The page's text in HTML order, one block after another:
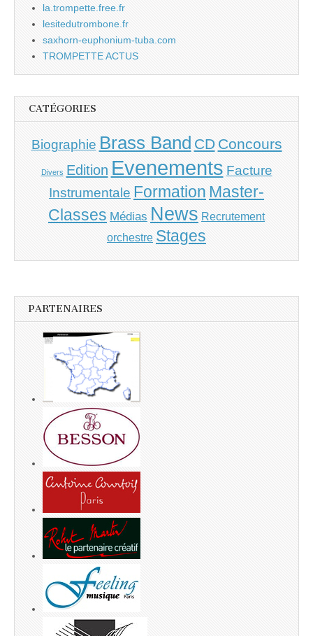
la.trompette.free.fr
lesitedutrombone.fr
saxhorn-euphonium-tuba.com
TROMPETTE ACTUS
CATÉGORIES
Biographie Brass Band CD Concours
Divers Edition Evenements Facture
Instrumentale Formation Master-
Classes Médias News Recrutement
orchestre Stages
PARTENAIRES